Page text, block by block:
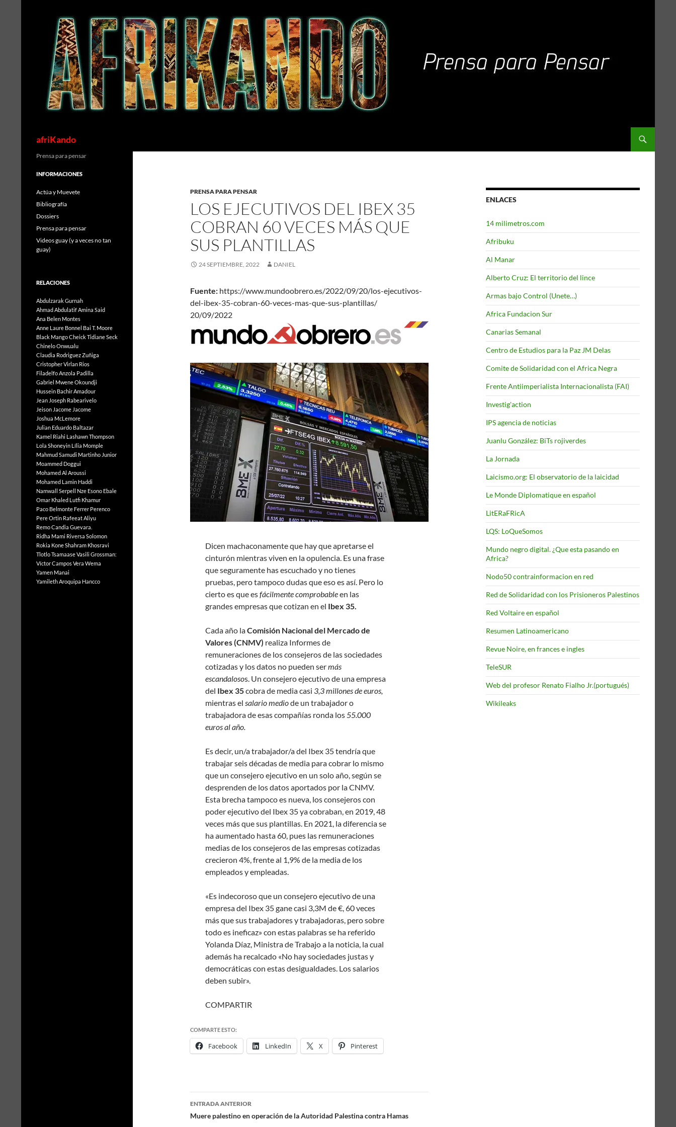
afriKando
PRENSA PARA PENSAR
LOS EJECUTIVOS DEL IBEX 35
COBRAN 60 VECES MÁS QUE
SUS PLANTILLAS
24 SEPTIEMBRE, 2022 DANIEL
Fuente: https://www.mundoobrero.es/2022/09/20/los-ejecutivos-
del-ibex-35-cobran-60-veces-mas-que-sus-plantillas/
20/09/2022
Dicen machaconamente que hay que apretarse el
cinturón mientras viven en la opulencia. Es una frase
que seguramente has escuchado y no tienes
pruebas, pero tampoco dudas que eso es así. Pero lo
cierto es que esfácilmente comprobableen las
grandes empresas que cotizan en el Ibex 35.
Cada año laComisión Nacional del Mercado de
Valores (CNMV) realiza Informes de
remuneraciones de los consejeros de las sociedades
cotizadas y los datos no pueden sermás
escandalosos. Un consejero ejecutivo de una empresa
del Ibex 35cobra de media casi 3,3 millones de euros,
mientras el salario mediode un trabajador o
trabajadora de esas compañías ronda los55.000
euros al año.
Es decir, un/a trabajador/a del Ibex 35 tendría que
trabajar seis décadas de media para cobrar lo mismo
que un consejero ejecutivo en un solo año, según se
desprenden de los datos aportados por la CNMV.
Esta brecha tampoco es nueva, los consejeros con
poder ejecutivo del Ibex 35 ya cobraban, en 2019, 48
veces más que sus plantillas. En 2021, la diferencia se
ha aumentado hasta 60, pues las remuneraciones
medias de los consejeros de las empresas cotizadas
crecieron 4%, frente al 1,9% de la media de los
empleados y empleadas.
«Es indecoroso que un consejero ejecutivo de una
empresa del Ibex 35 gane casi 3,3M de €, 60 veces
más que sus trabajadores y trabajadoras, pero sobre
todo es ineficaz» con estas palabras se ha referido
Yolanda Díaz, Ministra de Trabajo a la noticia, la cual
además ha recalcado «No hay sociedades justas y
democráticas con estas desigualdades. Los salarios
deben subir».
COMPARTIR
COMPARTE ESTO:
Facebook LinkedIn X Pinterest
Navegación
ENTRADA ANTERIOR
Muere palestino en operación de la Autoridad Palestina contra Hamas
ENLACES
14 milimetros.com
Afribuku
Al Manar
Alberto Cruz: El territorio del lince
Armas bajo Control (Unete…)
Africa Fundacion Sur
Canarias Semanal
Centro de Estudios para la Paz JM Delas
Comite de Solidaridad con el Africa Negra
Frente Antiimperialista Internacionalista (FAI)
Investig'action
IPS agencia de noticias
Juanlu González: BiTs rojiverdes
La Jornada
Laicismo.org: El observatorio de la laicidad
Le Monde Diplomatique en español
LitERaFRicA
LQS: LoQueSomos
Mundo negro digital. ¿Que esta pasando en
Africa?
Nodo50 contrainformacion en red
Red de Solidaridad con los Prisioneros Palestinos
Red Voltaire en español
Resumen Latinoamericano
Revue Noire, en frances e ingles
TeleSUR
Web del profesor Renato Fialho Jr.(portugués)
Wikileaks
Prensa para pensar
INFORMACIONES
Actúa y Muevete
Bibliografía
Dossiers
Prensa para pensar
Videos guay (y a veces no tan
guay)
RELACIONES
Abdulzarak Gurnah
Ahmad AbdulatifAmina Said
Ana Belen Montes
Anne Laure Bonnel Bai T. Moore
Black MangoCheick Tidiane Seck
Chinelo Onwualu
Claudia Rodriguez Zuñiga
Cristopher Virlan Rios
Filadelfo Anzola Padilla
Gabriel Mwene Okoundji
Hussein Bachir Amadour
Jean Joseph Rabearivelo
Jeison Jacome Jacome
Joshua McLemore
Julian Eduardo Baltazar
Kamel Riahi Lashawn Thompson
Lola Shoneyin Lília Momple
Mahmud Samudi Martinho Junior
Moammed Doggui
Mohamed Al Aroussi
Mohamed Lamin Haddi
Namwall Serpell Nze Esono Ebale
Omar Khaled Lutfi Khamur
Paco Belmonte Ferrer Perenco
Pere Ortin Rafeeat Aliyu
Remo Candia Guevara.
Ridha Mami Riversa Solomon
Rokia KoneShahram Khosravi
Tlotlo TsamaaseVasili Grossman:
Víctor Campos Vera Wema
Yamen Manai
Yamileth Aroquipa Hancco